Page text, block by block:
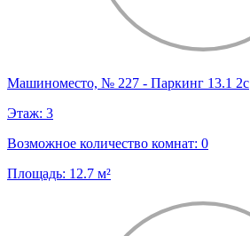
Машиноместо, № 227 - Паркинг 13.1 2с
Этаж: 3
Возможное количество комнат: 0
Площадь: 12.7 м²